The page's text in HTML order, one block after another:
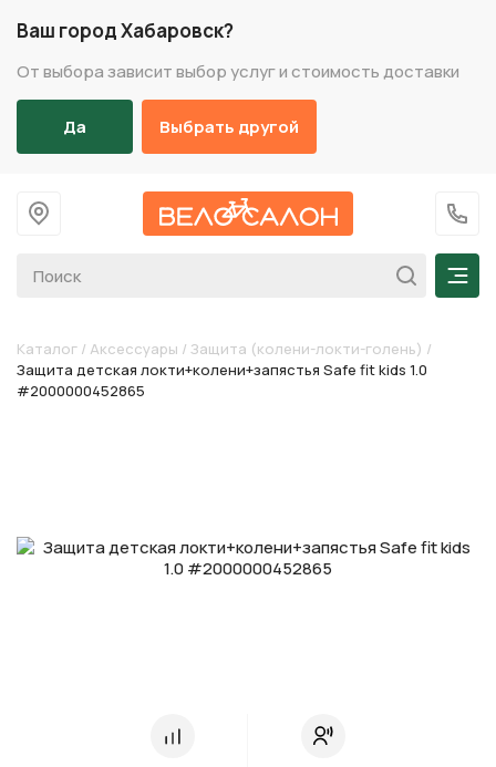
Ваш город Хабаровск?
От выбора зависит выбор услуг и стоимость доставки
Да Выбрать другой
На главную
+7
Каталог / Аксессуары / Защита (колени-локти-голень) /
Защита детская локти+колени+запястья Safe fit kids 1.0
#2000000452865